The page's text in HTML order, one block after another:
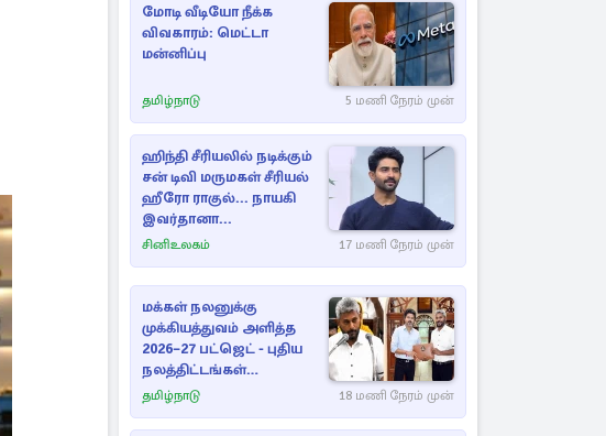
மோடி வீடியோ நீக்க
விவகாரம்: மெட்டா
மன்னிப்பு
தமிழ்நாடு 5 மணி நேரம் முன்
ஹிந்தி சீரியலில் நடிக்கும்
சன் டிவி மருமகள் சீரியல்
ஹீரோ ராகுல்... நாயகி
இவர்தானா...
சினிஉலகம் 17 மணி நேரம் முன்
மக்கள் நலனுக்கு
முக்கியத்துவம் அளித்த
2026–27 பட்ஜெட் - புதிய
நலத்திட்டங்கள்
என்னென்ன?
தமிழ்நாடு 18 மணி நேரம் முன்